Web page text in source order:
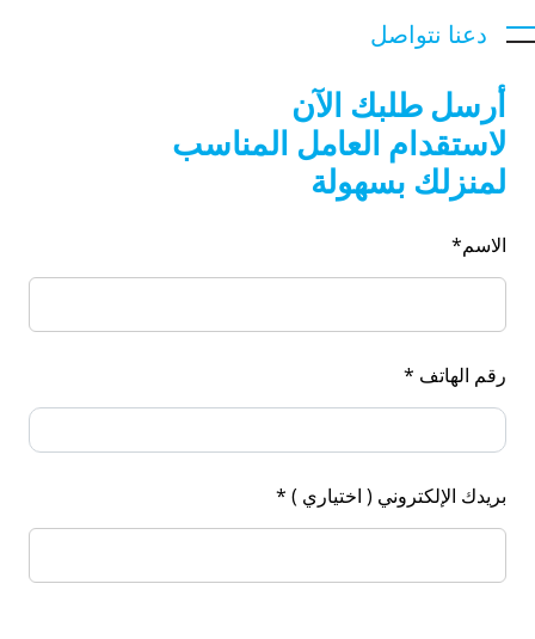
دعنا نتواصل
أرسل طلبك الآن
لاستقدام العامل المناسب
لمنزلك بسهولة
الاسم*
رقم الهاتف *
بريدك الإلكتروني ( اختياري ) *